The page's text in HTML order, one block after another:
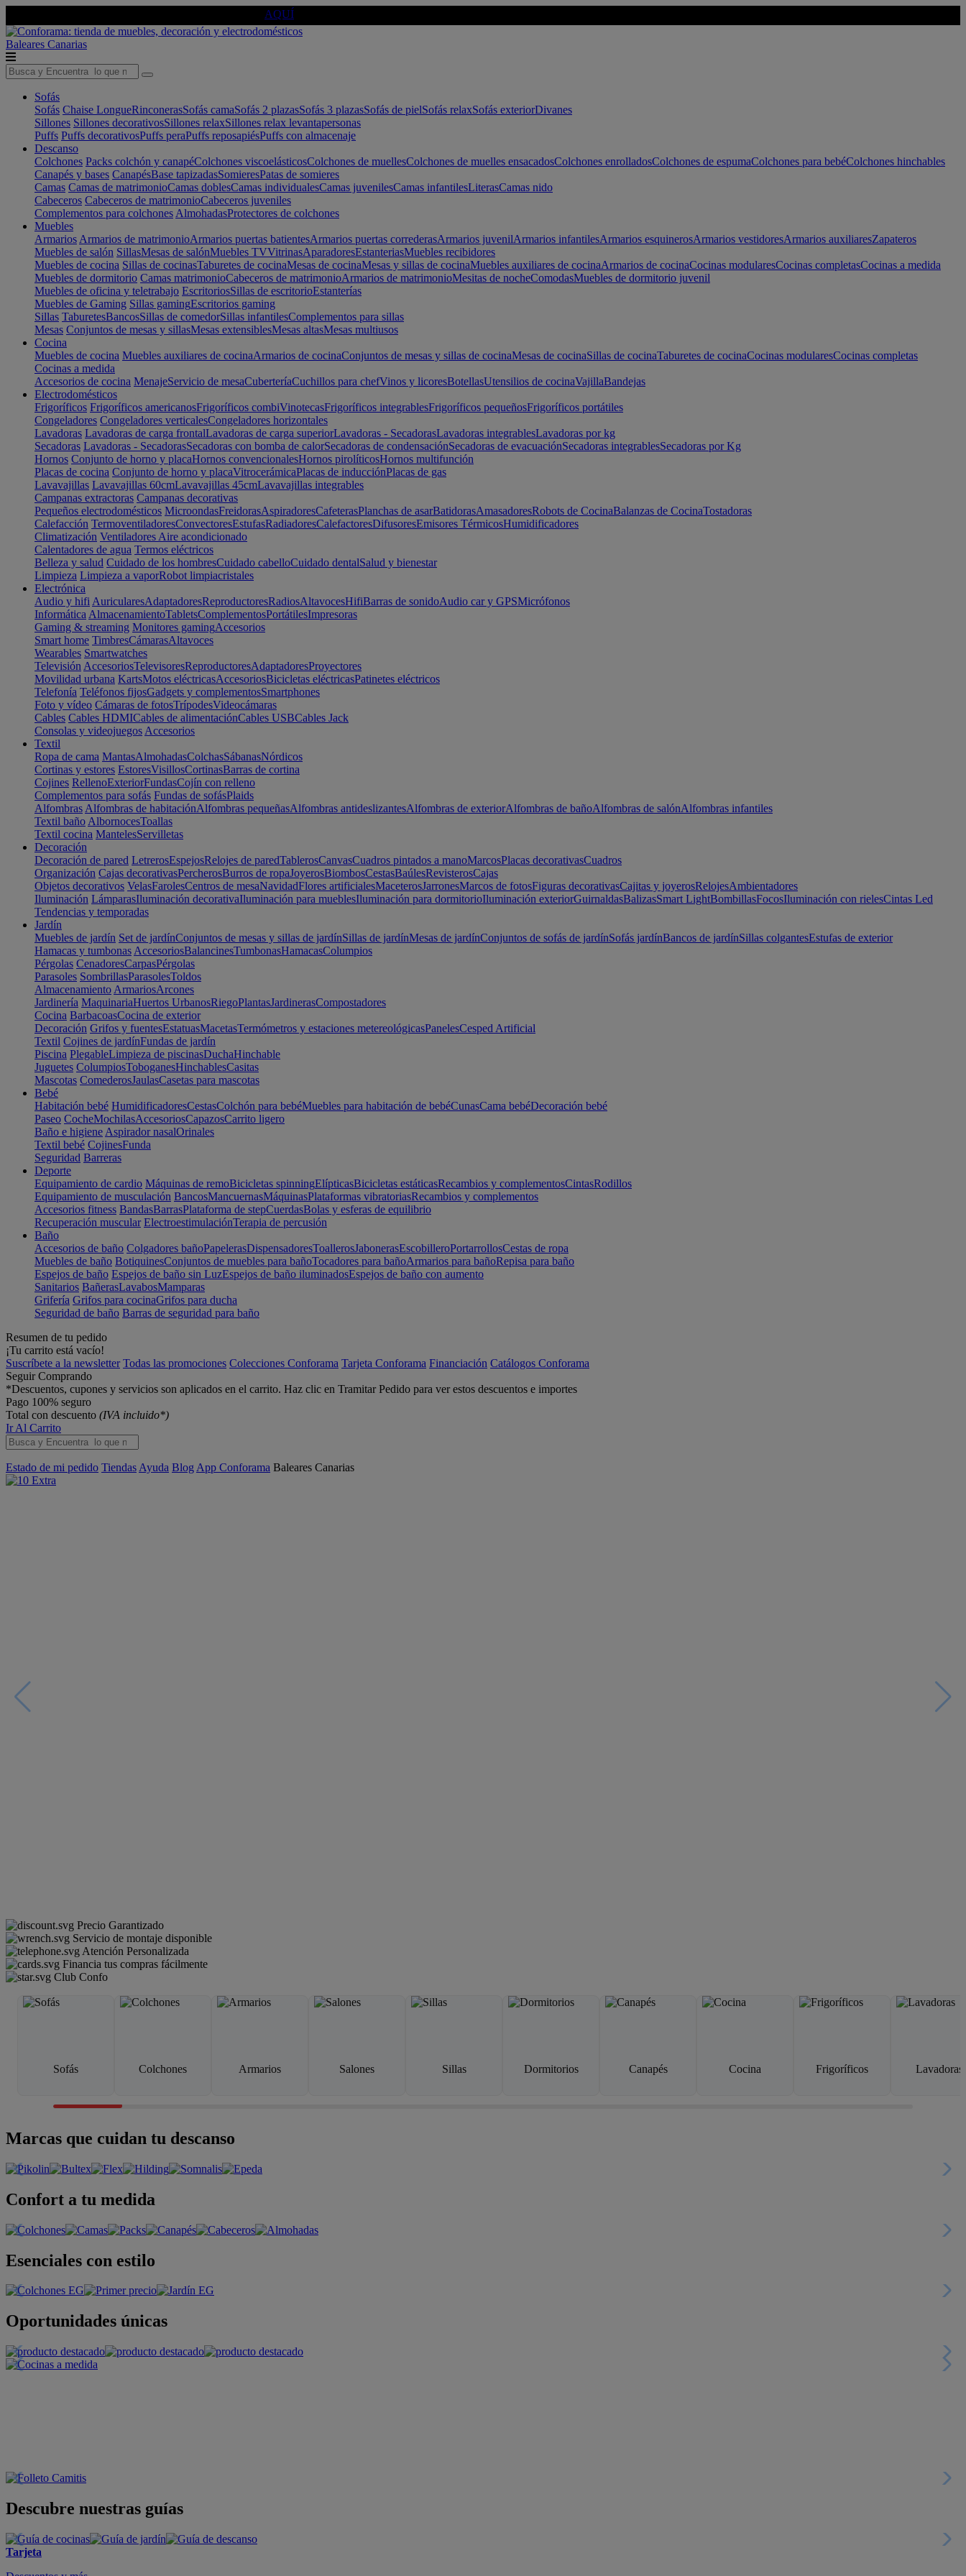
AQUÍ
Baleares Canarias
Sofás
Sofás Chaise LongueRinconerasSofás camaSofás 2 plazasSofás 3 plazasSofás de pielSofás relaxSofás exteriorDivanes
Sillones Sillones decorativosSillones relaxSillones relax levantapersonas
Puffs Puffs decorativosPuffs peraPuffs reposapiésPuffs con almacenaje
Descanso
Colchones Packs colchón y canapéColchones viscoelásticosColchones de muellesColchones de muelles ensacadosColchones enrolladosColchones de espumaColchones para bebéColchones hinchables
Canapés y bases CanapésBase tapizadasSomieresPatas de somieres
Camas Camas de matrimonioCamas doblesCamas individualesCamas juvenilesCamas infantilesLiterasCamas nido
Cabeceros Cabeceros de matrimonioCabeceros juveniles
Complementos para colchones AlmohadasProtectores de colchones
Muebles
Armarios Armarios de matrimonioArmarios puertas batientesArmarios puertas correderasArmarios juvenilArmarios infantilesArmarios esquinerosArmarios vestidoresArmarios auxiliaresZapateros
Muebles de salón SillasMesas de salónMuebles TVVitrinasAparadoresEstanteriasMuebles recibidores
Muebles de cocina Sillas de cocinasTaburetes de cocinaMesas de cocinaMesas y sillas de cocinaMuebles auxiliares de cocinaArmarios de cocinaCocinas modularesCocinas completasCocinas a medida
Muebles de dormitorio Camas matrimonioCabeceros de matrimonioArmarios de matrimonioMesitas de nocheComodasMuebles de dormitorio juvenil
Muebles de oficina y teletrabajo EscritoriosSillas de escritorioEstanterías
Muebles de Gaming Sillas gamingEscritorios gaming
Sillas TaburetesBancosSillas de comedorSillas infantilesComplementos para sillas
Mesas Conjuntos de mesas y sillasMesas extensiblesMesas altasMesas multiusos
Cocina
Muebles de cocina Muebles auxiliares de cocinaArmarios de cocinaConjuntos de mesas y sillas de cocinaMesas de cocinaSillas de cocinaTaburetes de cocinaCocinas modularesCocinas completas
Cocinas a medida
Accesorios de cocina MenajeServicio de mesaCuberteríaCuchillos para chefVinos y licoresBotellasUtensilios de cocinaVajillaBandejas
Electrodomésticos
Frigoríficos Frigoríficos americanosFrigoríficos combiVinotecasFrigoríficos integrablesFrigoríficos pequeñosFrigoríficos portátiles
Congeladores Congeladores verticalesCongeladores horizontales
Lavadoras Lavadoras de carga frontalLavadoras de carga superiorLavadoras - SecadorasLavadoras integrablesLavadoras por kg
Secadoras Lavadoras - SecadorasSecadoras con bomba de calorSecadoras de condensaciónSecadoras de evacuaciónSecadoras integrablesSecadoras por Kg
Hornos Conjunto de horno y placaHornos convencionalesHornos pirolíticosHornos multifunción
Placas de cocina Conjunto de horno y placaVitrocerámicaPlacas de inducciónPlacas de gas
Lavavajillas Lavavajillas 60cmLavavajillas 45cmLavavajillas integrables
Campanas extractoras Campanas decorativas
Pequeños electrodomésticos MicroondasFreidorasAspiradoresCafeterasPlanchas de asarBatidorasAmasadoresRobots de CocinaBalanzas de CocinaTostadoras
Calefacción TermoventiladoresConvectoresEstufasRadiadoresCalefactoresDifusoresEmisores TérmicosHumidificadores
Climatización Ventiladores Aire acondicionado
Calentadores de agua Termos eléctricos
Belleza y salud Cuidado de los hombresCuidado cabelloCuidado dentalSalud y bienestar
Limpieza Limpieza a vaporRobot limpiacristales
Electrónica
Audio y hifi AuricularesAdaptadoresReproductoresRadiosAltavocesHifiBarras de sonidoAudio car y GPSMicrófonos
Informática AlmacenamientoTabletsComplementosPortátilesImpresoras
Gaming & streaming Monitores gamingAccesorios
Smart home TimbresCámarasAltavoces
Wearables Smartwatches
Televisión AccesoriosTelevisoresReproductoresAdaptadoresProyectores
Movilidad urbana KartsMotos eléctricasAccesoriosBicicletas eléctricasPatinetes eléctricos
Telefonía Teléfonos fijosGadgets y complementosSmartphones
Foto y vídeo Cámaras de fotosTrípodesVideocámaras
Cables Cables HDMICables de alimentaciónCables USBCables Jack
Consolas y videojuegos Accesorios
Textil
Ropa de cama MantasAlmohadasColchasSábanasNórdicos
Cortinas y estores EstoresVisillosCortinasBarras de cortina
Cojines RellenoExteriorFundasCojín con relleno
Complementos para sofás Fundas de sofásPlaids
Alfombras Alfombras de habitaciónAlfombras pequeñasAlfombras antideslizantesAlfombras de exteriorAlfombras de bañoAlfombras de salónAlfombras infantiles
Textil baño AlbornocesToallas
Textil cocina MantelesServilletas
Decoración
Decoración de pared LetrerosEspejosRelojes de paredTablerosCanvasCuadros pintados a manoMarcosPlacas decorativasCuadros
Organización Cajas decorativasPercherosBurros de ropaJoyerosBiombosCestasBaúlesRevisterosCajas
Objetos decorativos VelasFarolesCentros de mesaNavidadFlores artificialesMaceterosJarronesMarcos de fotosFiguras decorativasCajitas y joyerosRelojesAmbientadores
Iluminación LámparasIluminación decorativaIluminación para mueblesIluminación para dormitorioIluminación exteriorGuirnaldasBalizasSmart LightBombillasFocosIluminación con rielesCintas Led
Tendencias y temporadas
Jardín
Muebles de jardín Set de jardínConjuntos de mesas y sillas de jardínSillas de jardínMesas de jardínConjuntos de sofás de jardínSofás jardínBancos de jardínSillas colgantesEstufas de exterior
Hamacas y tumbonas AccesoriosBalancinesTumbonasHamacasColumpios
Pérgolas CenadoresCarpasPérgolas
Parasoles SombrillasParasolesToldos
Almacenamiento ArmariosArcones
Jardinería MaquinariaHuertos UrbanosRiegoPlantasJardinerasCompostadores
Cocina BarbacoasCocina de exterior
Decoración Grifos y fuentesEstatuasMacetasTermómetros y estaciones metereológicasPanelesCesped Artificial
Textil Cojines de jardínFundas de jardín
Piscina PlegableLimpieza de piscinasDuchaHinchable
Juguetes ColumpiosToboganesHinchablesCasitas
Mascotas ComederosJaulasCasetas para mascotas
Bebé
Habitación bebé HumidificadoresCestasColchón para bebéMuebles para habitación de bebéCunasCama bebéDecoración bebé
Paseo CocheMochilasAccesoriosCapazosCarrito ligero
Baño e higiene Aspirador nasalOrinales
Textil bebé CojinesFunda
Seguridad Barreras
Deporte
Equipamiento de cardio Máquinas de remoBicicletas spinningElípticasBicicletas estáticasRecambios y complementosCintasRodillos
Equipamiento de musculación BancosMancuernasMáquinasPlataformas vibratoriasRecambios y complementos
Accesorios fitness BandasBarrasPlataforma de stepCuerdasBolas y esferas de equilibrio
Recuperación muscular ElectroestimulaciónTerapia de percusión
Baño
Accesorios de baño Colgadores bañoPapelerasDispensadoresToallerosJabonerasEscobilleroPortarrollosCestas de ropa
Muebles de baño BotiquinesConjuntos de muebles para bañoTocadores para bañoArmarios para bañoRepisa para baño
Espejos de baño Espejos de baño sin LuzEspejos de baño iluminadosEspejos de baño con aumento
Sanitarios BañerasLavabosMamparas
Grifería Grifos para cocinaGrifos para ducha
Seguridad de baño Barras de seguridad para baño
Resumen de tu pedido
¡Tu carrito está vacío!
Suscríbete a la newsletter Todas las promociones Colecciones Conforama Tarjeta Conforama Financiación Catálogos Conforama
Seguir Comprando
*Descuentos, cupones y servicios son aplicados en el carrito. Haz clic en Tramitar Pedido para ver estos descuentos e importes
Pago 100% seguro
Total con descuento (IVA incluido*)
Ir Al Carrito
Estado de mi pedido Tiendas Ayuda Blog App Conforama Baleares Canarias
Precio Garantizado
Servicio de montaje disponible
Atención Personalizada
Financia tus compras fácilmente
Club Confo
Sofás Colchones Armarios Salones Sillas Dormitorios Canapés Cocina Frigoríficos Lavadoras
Marcas que cuidan tu descanso
Confort a tu medida
Esenciales con estilo
Oportunidades únicas
Descubre nuestras guías
Tarjeta